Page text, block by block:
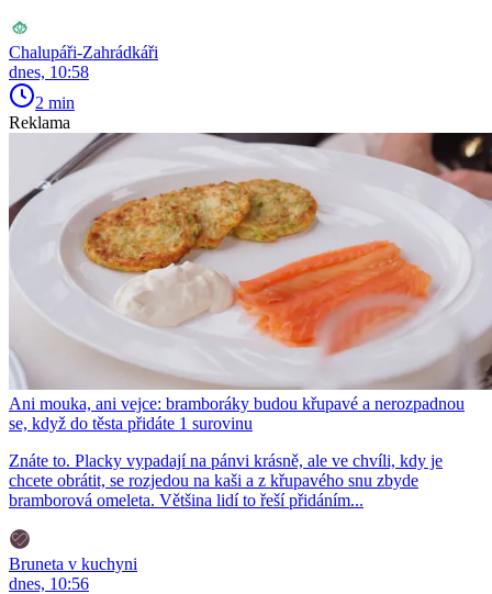
Chalupáři-Zahrádkáři
dnes, 10:58
2 min
Reklama
Ani mouka, ani vejce: bramboráky budou křupavé a nerozpadnou
se, když do těsta přidáte 1 surovinu
Znáte to. Placky vypadají na pánvi krásně, ale ve chvíli, kdy je
chcete obrátit, se rozjedou na kaši a z křupavého snu zbyde
bramborová omeleta. Většina lidí to řeší přidáním...
Bruneta v kuchyni
dnes, 10:56